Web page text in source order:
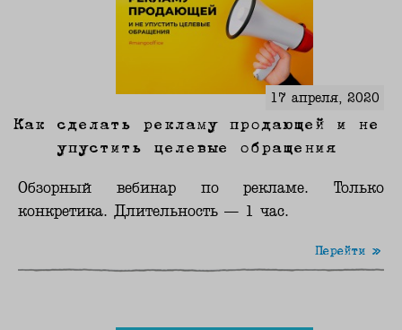
17 апреля, 2020
Как сделать рекламу продающей и не
упустить целевые обращения
Обзорный вебинар по рекламе. Только
конкретика. Длительность — 1 час.
Перейти »